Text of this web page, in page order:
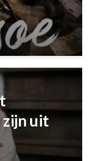
zijn uit